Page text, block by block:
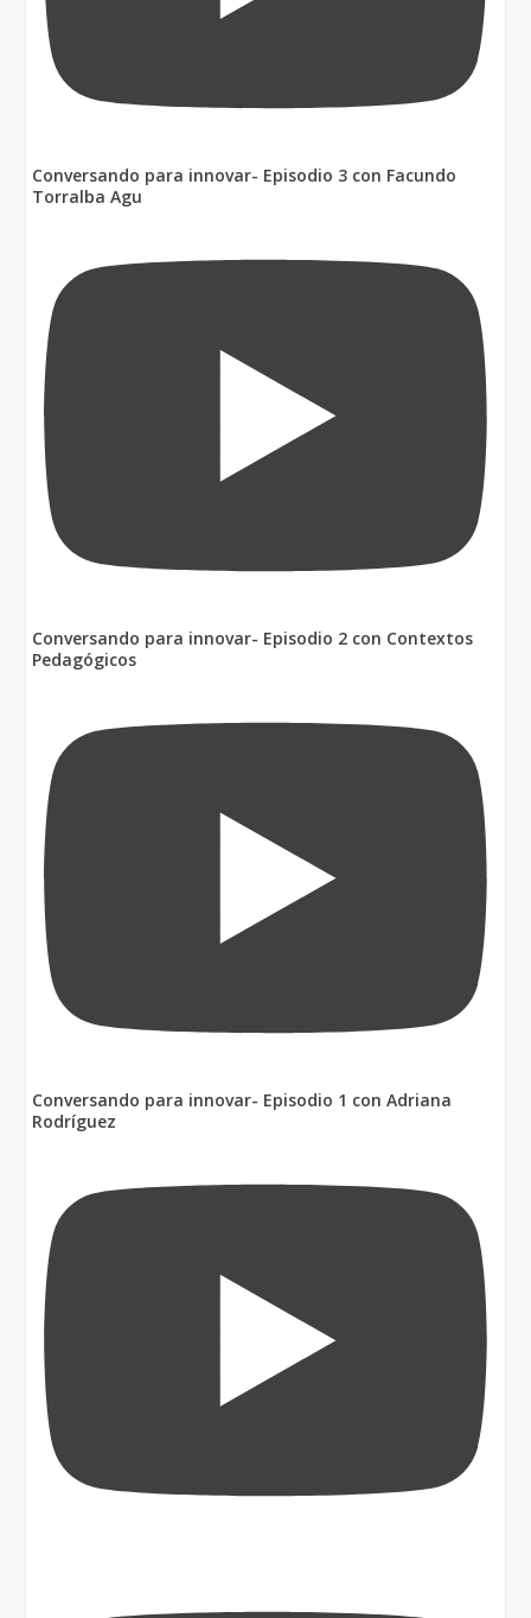
Conversando para innovar- Episodio 3 con Facundo
Torralba Agu
Conversando para innovar- Episodio 2 con Contextos
Pedagógicos
Conversando para innovar- Episodio 1 con Adriana
Rodríguez